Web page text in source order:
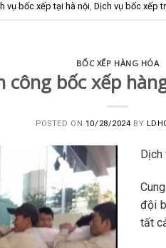
vụ bốc xếp tại hà nội, Dịch vụ bốc xếp
BỐC XẾP HÀNG HÓA
công bốc xếp
POSTED ON 10/28/2024 BY
đội
tất